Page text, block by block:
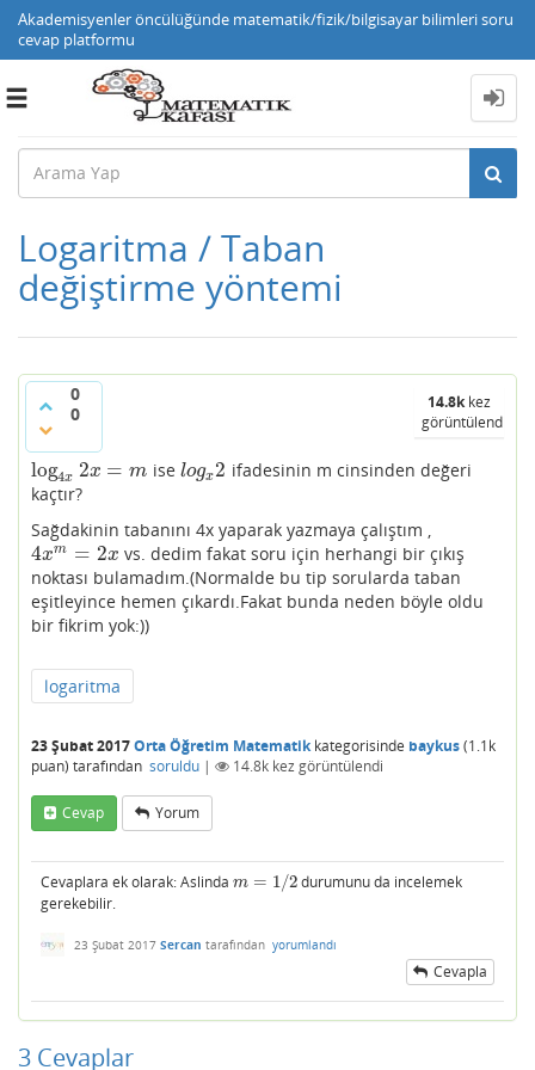
Akademisyenler öncülüğünde matematik/fizik/bilgisayar bilimleri soru
cevap platformu
Toggle
Logaritma / Taban
değiştirme yöntemi
0
0
14.8kkez
görüntülendi
log4x 2x = m
log4x 2x= m ise logx2
logx2 ifadesinin m cinsinden değeri
kaçtır?
Sağdakinin tabanını 4x yaparak yazmaya çalıştım ,
4xm = 2x
4xm= 2x
vs. dedim fakat soru için herhangi bir çıkış
noktası bulamadım.(Normalde bu tip sorularda taban
eşitleyince hemen çıkardı.Fakat bunda neden böyle oldu
bir fikrim yok:))
logaritma
23 Şubat 2017Orta Öğretim Matematikkategorisinde baykus(1.1k
puan) tarafından soruldu | 14.8k kez görüntülendi
Cevap Yorum
Cevaplara ek olarak: Aslinda m = 1/2
m= 1/ 2
durumunu da incelemek
gerekebilir.
23 Şubat 2017 Sercan tarafından yorumlandı
Cevapla
3 Cevaplar